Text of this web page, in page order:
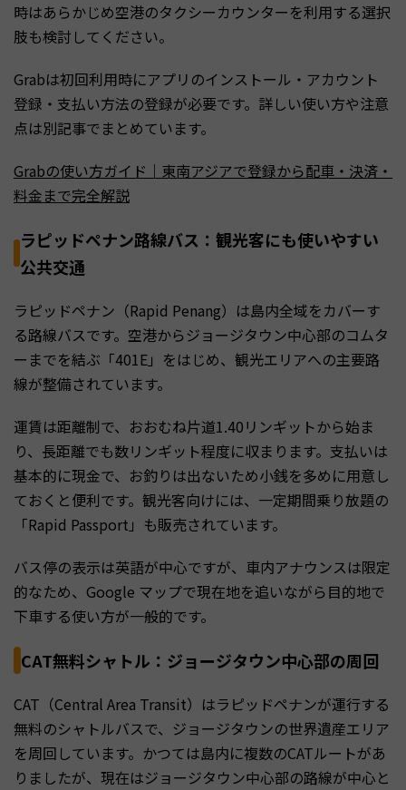
時はあらかじめ空港のタクシーカウンターを利用する選択
肢も検討してください。
Grabは初回利用時にアプリのインストール・アカウント
登録・支払い方法の登録が必要です。詳しい使い方や注意
点は別記事でまとめています。
Grabの使い方ガイド｜東南アジアで登録から配車・決済・
料金まで完全解説
ラピッドペナン路線バス：観光客にも使いやすい
公共交通
ラピッドペナン（Rapid Penang）は島内全域をカバーす
る路線バスです。空港からジョージタウン中心部のコムタ
ーまでを結ぶ「401E」をはじめ、観光エリアへの主要路
線が整備されています。
運賃は距離制で、おおむね片道1.40リンギットから始ま
り、長距離でも数リンギット程度に収まります。支払いは
基本的に現金で、お釣りは出ないため小銭を多めに用意し
ておくと便利です。観光客向けには、一定期間乗り放題の
「Rapid Passport」も販売されています。
バス停の表示は英語が中心ですが、車内アナウンスは限定
的なため、Google マップで現在地を追いながら目的地で
下車する使い方が一般的です。
CAT無料シャトル：ジョージタウン中心部の周回
CAT（Central Area Transit）はラピッドペナンが運行する
無料のシャトルバスで、ジョージタウンの世界遺産エリア
を周回しています。かつては島内に複数のCATルートがあ
りましたが、現在はジョージタウン中心部の路線が中心と